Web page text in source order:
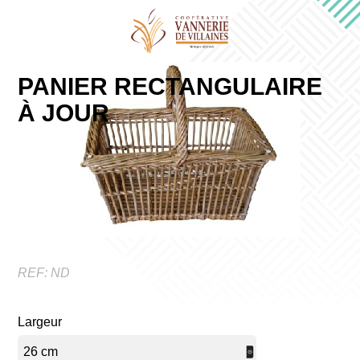
PANIER RECTANGULAIRE
À JOUR
REF: ND
Largeur